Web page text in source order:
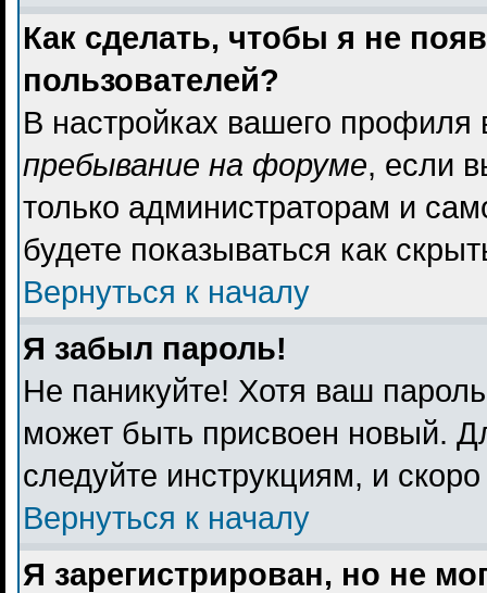
Как сделать, чтобы я не
пользователей?
В настройках вашего
пребывание на форуме, если
только администраторам и
будете показываться как
Вернуться к началу
Я забыл пароль!
Не паникуйте! Хотя ваш
может быть присвоен новый.
следуйте инструкциям, и
Вернуться к началу
Я зарегистрирован, но не